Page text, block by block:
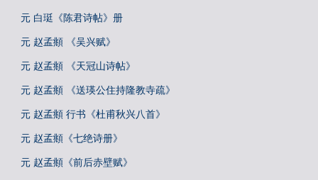
元 白珽《陈君诗帖》册
元 赵孟頫 《吴兴赋》
元 赵孟頫 《天冠山诗帖》
元 赵孟頫 《送瑛公住持隆教寺疏》
元 赵孟頫 行书《杜甫秋兴八首》
元 赵孟頫《七绝诗册》
元 赵孟頫《前后赤壁赋》